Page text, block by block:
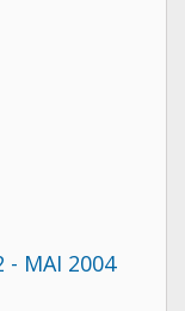
- MAI 2004